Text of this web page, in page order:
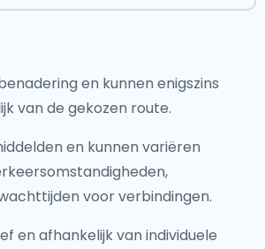
en kunnen enigszins
van de gekozen route.
en kunnen variëren
voor verbindingen.
en afhankelijk van individuele